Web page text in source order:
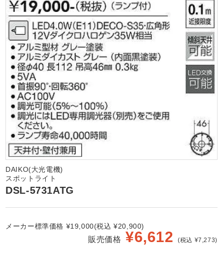
DAIKO(大光電機)
スポットライト
DSL-5731ATG
メーカー標準価格 ¥19,000(税込 ¥20,900)
販売価格 ¥6,612 (税込 ¥7,273)